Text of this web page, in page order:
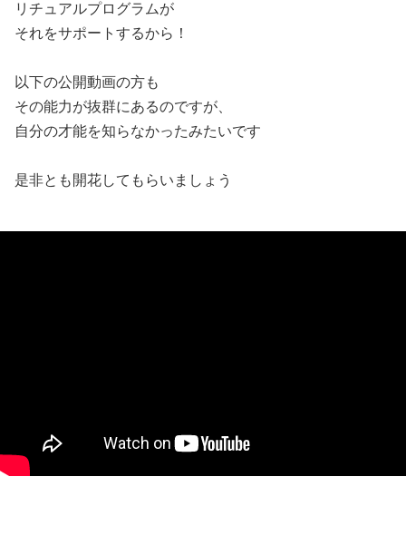
リチュアルプログラムが
それをサポートするから！
以下の公開動画の方も
その能力が抜群にあるのですが、
自分の才能を知らなかったみたいです
是非とも開花してもらいましょう